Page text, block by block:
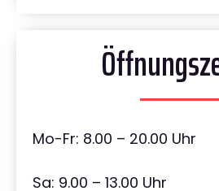
Mo-Fr: 8.00 – 20.00 Uhr
Sa: 9.00 – 13.00 Uhr